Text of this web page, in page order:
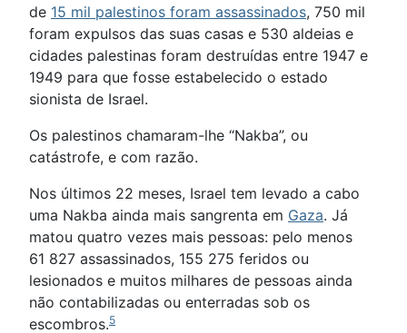
de 15 mil palestinos foram assassinados, 750 mil
foram expulsos das suas casas e 530 aldeias e
cidades palestinas foram destruídas entre 1947 e
1949 para que fosse estabelecido o estado
sionista de Israel.
Os palestinos chamaram-lhe “Nakba”, ou
catástrofe, e com razão.
Nos últimos 22 meses, Israel tem levado a cabo
uma Nakba ainda mais sangrenta em Gaza. Já
matou quatro vezes mais pessoas: pelo menos
61 827 assassinados, 155 275 feridos ou
lesionados e muitos milhares de pessoas ainda
não contabilizadas ou enterradas sob os
escombros.5